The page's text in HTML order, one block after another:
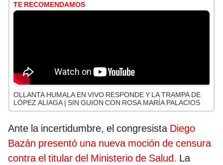
TE RECOMENDAMOS
OLLANTA HUMALA EN VIVO RESPONDE Y LA TRAMPA DE
LÓPEZ ALIAGA | SIN GUION CON ROSA MARÍA PALACIOS
Ante la incertidumbre, el congresistaDiego
Bazán presentó una nueva moción de censura
contra el titular del Ministerio de Salud. La